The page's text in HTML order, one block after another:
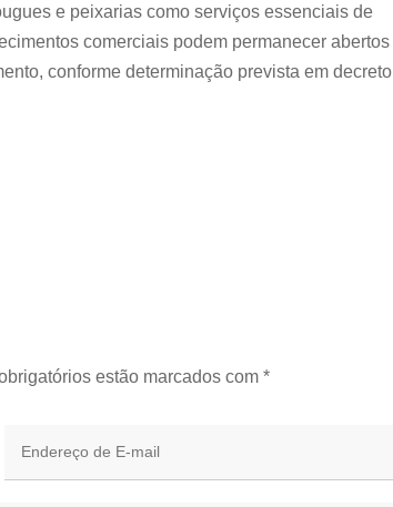
e peixarias como serviços essenciais de
comerciais podem permanecer abertos
conforme determinação prevista em decreto
estão marcados com *